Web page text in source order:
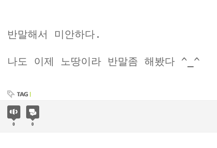
반말해서 미안하다.
나도 이제 노땅이라 반말좀 해봤다 ^_^
0 0